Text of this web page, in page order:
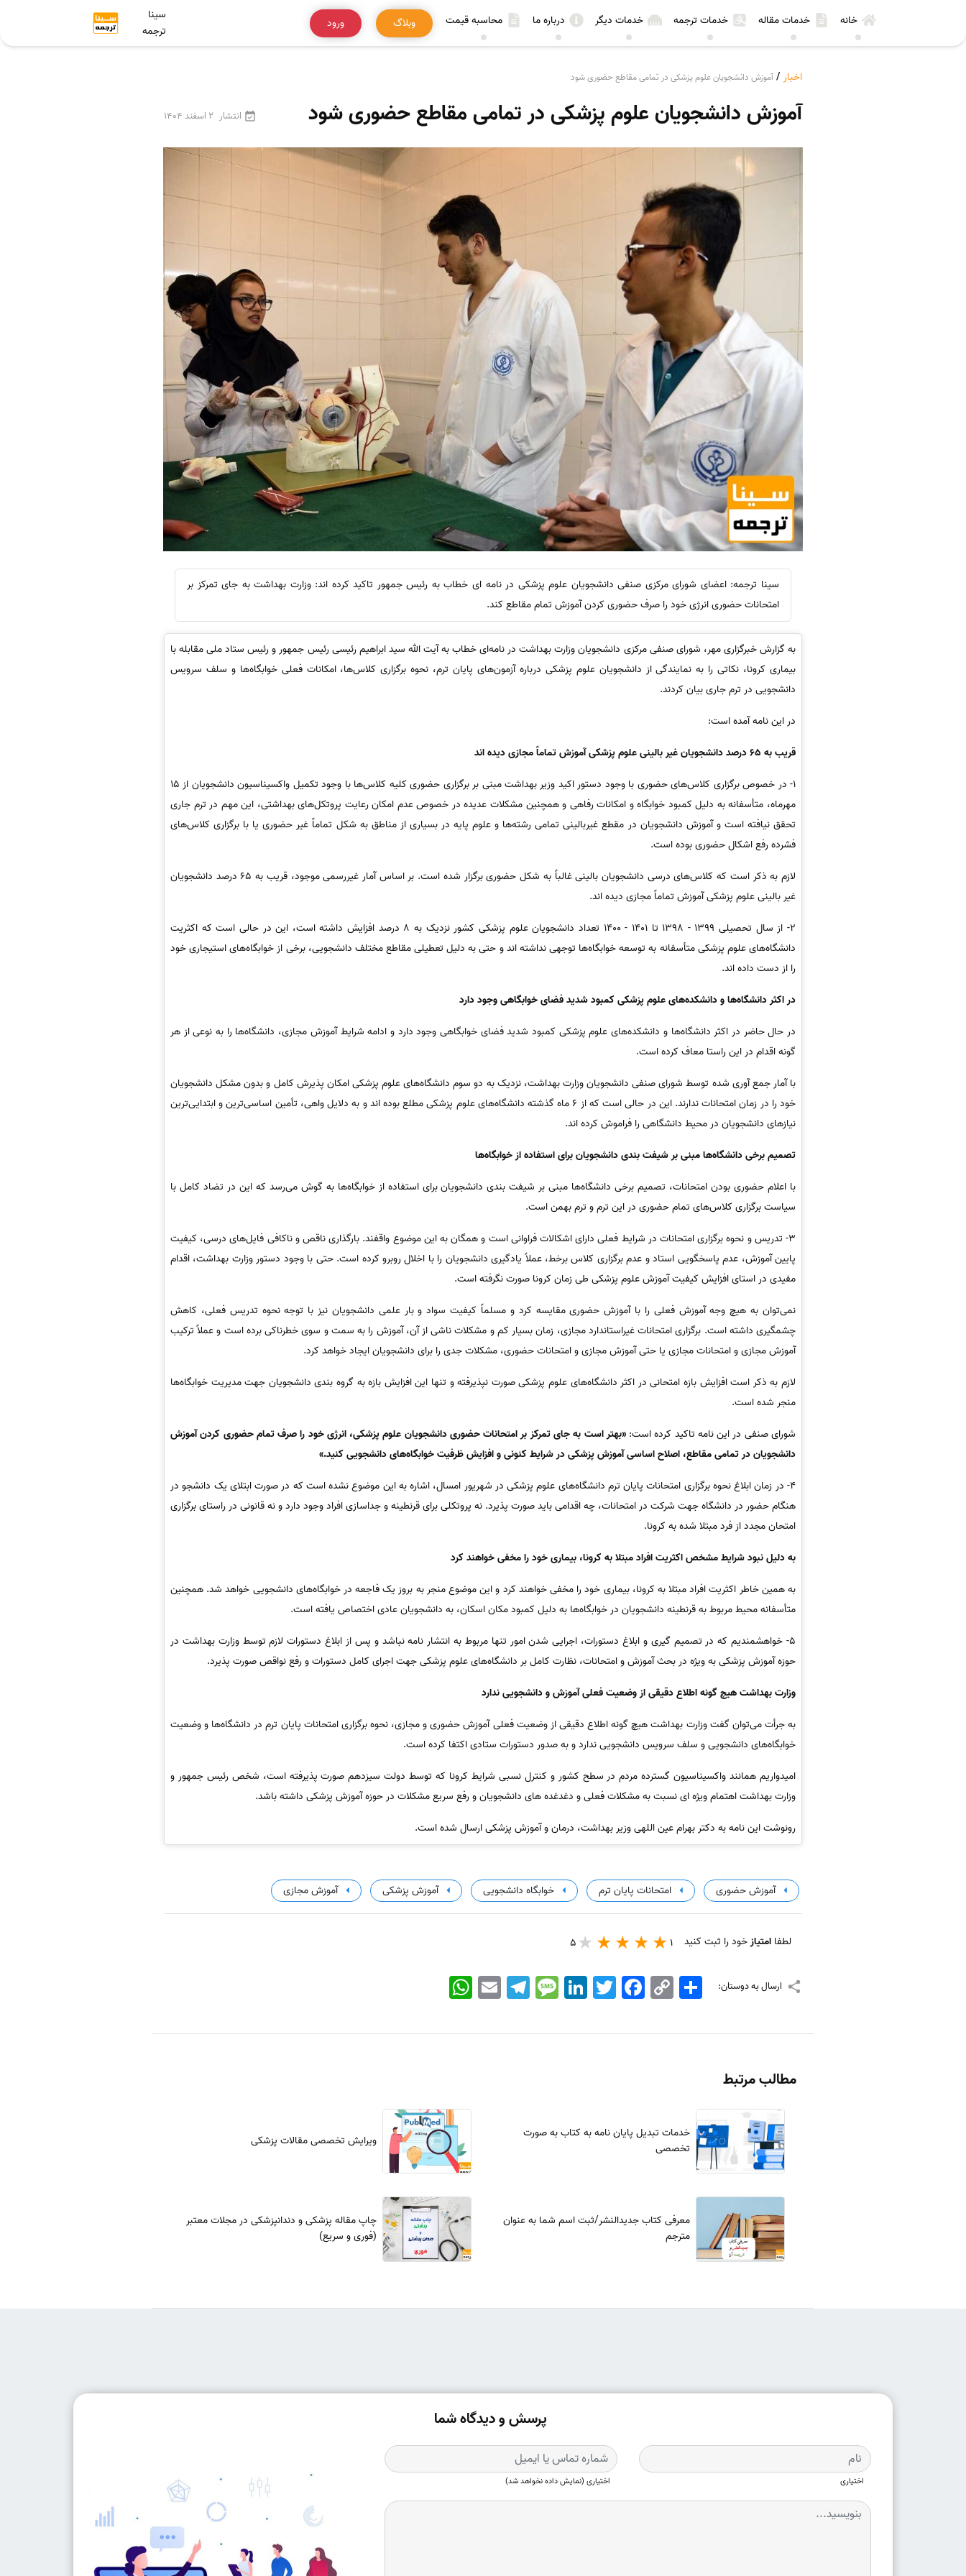
خانه خدمات مقاله خدمات ترجمه خدمات دیگر درباره ما محاسبه قیمت وبلاگ ورود
سینا
ترجمه
اخبار / آموزش دانشجویان علوم پزشکی در تمامی مقاطع حضوری شود
آموزش دانشجویان علوم پزشکی در تمامی مقاطع حضوری شود انتشار 2 اسفند 1404
سینا ترجمه: اعضای شورای مرکزی صنفی دانشجویان علوم پزشکی در نامه ای خطاب به رئیس جمهور تاکید کرده اند: وزارت بهداشت به جای تمرکز بر
امتحانات حضوری انرژی خود را صرف حضوری کردن آموزش تمام مقاطع کند.
به گزارش خبرگزاری مهر، شورای صنفی مرکزی دانشجویان وزارت بهداشت در نامه‌ای خطاب به آیت الله سید ابراهیم رئیسی رئیس جمهور و رئیس ستاد ملی مقابله با
بیماری کرونا، نکاتی را به نمایندگی از دانشجویان علوم پزشکی درباره آزمون‌های پایان ترم، نحوه برگزاری کلاس‌ها، امکانات فعلی خوابگاه‌ها و سلف سرویس
دانشجویی در ترم جاری بیان کردند.
در این نامه آمده است:
قریب به 65 درصد دانشجویان غیر بالینی علوم پزشکی آموزش تماماً مجازی دیده اند
1- در خصوص برگزاری کلاس‌های حضوری با وجود دستور اکید وزیر بهداشت مبنی بر برگزاری حضوری کلیه کلاس‌ها با وجود تکمیل واکسیناسیون دانشجویان از 15
مهرماه، متأسفانه به دلیل کمبود خوابگاه و امکانات رفاهی و همچنین مشکلات عدیده در خصوص عدم امکان رعایت پروتکل‌های بهداشتی، این مهم در ترم جاری
تحقق نیافته است و آموزش دانشجویان در مقطع غیربالینی تمامی رشته‌ها و علوم پایه در بسیاری از مناطق به شکل تماماً غیر حضوری یا با برگزاری کلاس‌های
فشرده رفع اشکال حضوری بوده است.
لازم به ذکر است که کلاس‌های درسی دانشجویان بالینی غالباً به شکل حضوری برگزار شده است. بر اساس آمار غیررسمی موجود، قریب به 65 درصد دانشجویان
غیر بالینی علوم پزشکی آموزش تماماً مجازی دیده اند.
2- از سال تحصیلی 1399 - 1398 تا 1401 - 1400 تعداد دانشجویان علوم پزشکی کشور نزدیک به 8 درصد افزایش داشته است، این در حالی است که اکثریت
دانشگاه‌های علوم پزشکی متأسفانه به توسعه خوابگاه‌ها توجهی نداشته اند و حتی به دلیل تعطیلی مقاطع مختلف دانشجویی، برخی از خوابگاه‌های استیجاری خود
را از دست داده اند.
در اکثر دانشگاه‌ها و دانشکده‌های علوم پزشکی کمبود شدید فضای خوابگاهی وجود دارد
در حال حاضر در اکثر دانشگاه‌ها و دانشکده‌های علوم پزشکی کمبود شدید فضای خوابگاهی وجود دارد و ادامه شرایط آموزش مجازی، دانشگاه‌ها را به نوعی از هر
گونه اقدام در این راستا معاف کرده است.
با آمار جمع آوری شده توسط شورای صنفی دانشجویان وزارت بهداشت، نزدیک به دو سوم دانشگاه‌های علوم پزشکی امکان پذیرش کامل و بدون مشکل دانشجویان
خود را در زمان امتحانات ندارند. این در حالی است که از 6 ماه گذشته دانشگاه‌های علوم پزشکی مطلع بوده اند و به دلایل واهی، تأمین اساسی‌ترین و ابتدایی‌ترین
نیازهای دانشجویان در محیط دانشگاهی را فراموش کرده اند.
تصمیم برخی دانشگاه‌ها مبنی بر شیفت بندی دانشجویان برای استفاده از خوابگاه‌ها
با اعلام حضوری بودن امتحانات، تصمیم برخی دانشگاه‌ها مبنی بر شیفت بندی دانشجویان برای استفاده از خوابگاه‌ها به گوش می‌رسد که این در تضاد کامل با
سیاست برگزاری کلاس‌های تمام حضوری در این ترم و ترم بهمن است.
3- تدریس و نحوه برگزاری امتحانات در شرایط فعلی دارای اشکالات فراوانی است و همگان به این موضوع واقفند. بارگذاری ناقص و ناکافی فایل‌های درسی، کیفیت
پایین آموزش، عدم پاسخگویی استاد و عدم برگزاری کلاس برخط، عملاً یادگیری دانشجویان را با اخلال روبرو کرده است. حتی با وجود دستور وزارت بهداشت، اقدام
مفیدی در استای افزایش کیفیت آموزش علوم پزشکی طی زمان کرونا صورت نگرفته است.
نمی‌توان به هیچ وجه آموزش فعلی را با آموزش حضوری مقایسه کرد و مسلماً کیفیت سواد و بار علمی دانشجویان نیز با توجه نحوه تدریس فعلی، کاهش
چشمگیری داشته است. برگزاری امتحانات غیراستاندارد مجازی، زمان بسیار کم و مشکلات ناشی از آن، آموزش را به سمت و سوی خطرناکی برده است و عملاً ترکیب
آموزش مجازی و امتحانات مجازی یا حتی آموزش مجازی و امتحانات حضوری، مشکلات جدی را برای دانشجویان ایجاد خواهد کرد.
لازم به ذکر است افزایش بازه امتحانی در اکثر دانشگاه‌های علوم پزشکی صورت نپذیرفته و تنها این افزایش بازه به گروه بندی دانشجویان جهت مدیریت خوابگاه‌ها
منجر شده است.
شورای صنفی در این نامه تاکید کرده است: «بهتر است به جای تمرکز بر امتحانات حضوری دانشجویان علوم پزشکی، انرژی خود را صرف تمام حضوری کردن آموزش
دانشجویان در تمامی مقاطع، اصلاح اساسی آموزش پزشکی در شرایط کنونی و افزایش ظرفیت خوابگاه‌های دانشجویی کنید.»
4- در زمان ابلاغ نحوه برگزاری امتحانات پایان ترم دانشگاه‌های علوم پزشکی در شهریور امسال، اشاره به این موضوع نشده است که در صورت ابتلای یک دانشجو در
هنگام حضور در دانشگاه جهت شرکت در امتحانات، چه اقدامی باید صورت پذیرد. نه پروتکلی برای قرنطینه و جداسازی افراد وجود دارد و نه قانونی در راستای برگزاری
امتحان مجدد از فرد مبتلا شده به کرونا.
به دلیل نبود شرایط مشخص اکثریت افراد مبتلا به کرونا، بیماری خود را مخفی خواهند کرد
به همین خاطر اکثریت افراد مبتلا به کرونا، بیماری خود را مخفی خواهند کرد و این موضوع منجر به بروز یک فاجعه در خوابگاه‌های دانشجویی خواهد شد. همچنین
متأسفانه محیط مربوط به قرنطینه دانشجویان در خوابگاه‌ها به دلیل کمبود مکان اسکان، به دانشجویان عادی اختصاص یافته است.
5- خواهشمندیم که در تصمیم گیری و ابلاغ دستورات، اجرایی شدن امور تنها مربوط به انتشار نامه نباشد و پس از ابلاغ دستورات لازم توسط وزارت بهداشت در
حوزه آموزش پزشکی به ویژه در بحث آموزش و امتحانات، نظارت کامل بر دانشگاه‌های علوم پزشکی جهت اجرای کامل دستورات و رفع نواقص صورت پذیرد.
وزارت بهداشت هیچ گونه اطلاع دقیقی از وضعیت فعلی آموزش و دانشجویی ندارد
به جرأت می‌توان گفت وزارت بهداشت هیچ گونه اطلاع دقیقی از وضعیت فعلی آموزش حضوری و مجازی، نحوه برگزاری امتحانات پایان ترم در دانشگاه‌ها و وضعیت
خوابگاه‌های دانشجویی و سلف سرویس دانشجویی ندارد و به صدور دستورات ستادی اکتفا کرده است.
امیدواریم همانند واکسیناسیون گسترده مردم در سطح کشور و کنترل نسبی شرایط کرونا که توسط دولت سیزدهم صورت پذیرفته است، شخص رئیس جمهور و
وزارت بهداشت اهتمام ویژه ای نسبت به مشکلات فعلی و دغدغده های دانشجویان و رفع سریع مشکلات در حوزه آموزش پزشکی داشته باشد.
رونوشت این نامه به دکتر بهرام عین اللهی وزیر بهداشت، درمان و آموزش پزشکی ارسال شده است.
آموزش حضوری امتحانات پایان ترم خوابگاه دانشجویی آموزش پزشکی آموزش مجازی
لطفا امتیازخود را ثبت کنید 1
5
ارسال به دوستان: WhatsApp EmailTelegramMessageLinkedIn TwitterFacebook Copy
Link
اشتراک
مطالب مرتبط
خدمات تبدیل پایان نامه به کتاب به صورت
تخصصی
ویرایش تخصصی مقالات پزشکی
معرفی کتاب جدیدالنشر/ثبت اسم شما به‌ عنوان
مترجم
چاپ مقاله پزشکی و دندانپزشکی در مجلات معتبر
(فوری و سریع)
پرسش و دیدگاه شما
اختیاری اختیاری (نمایش داده نخواهد شد)